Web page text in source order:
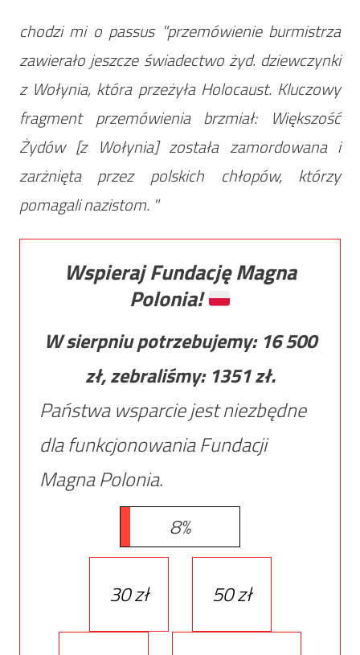
chodzi mi o passus "przemówienie burmistrza
zawierało jeszcze świadectwo żyd. dziewczynki
z Wołynia, która przeżyła Holocaust. Kluczowy
fragment przemówienia brzmiał: Większość
Żydów [z Wołynia] została zamordowana i
zarżnięta przez polskich chłopów, którzy
pomagali nazistom. "
Wspieraj Fundację Magna
Polonia!
W sierpniu potrzebujemy: 16 500
zł, zebraliśmy: 1351zł.
Państwa wsparcie jest niezbędne
dla funkcjonowania Fundacji
Magna Polonia.
8%
30 zł 50 zł